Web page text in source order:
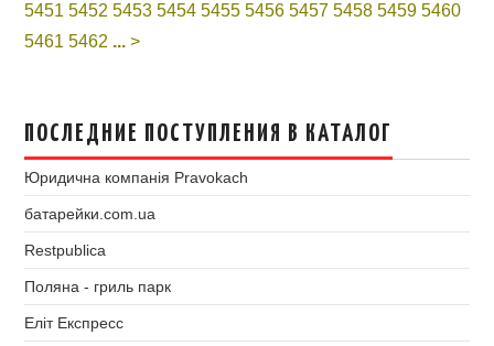
5451 5452 5453 5454 5455 5456 5457 5458 5459 5460
5461 5462 ... >
ПОСЛЕДНИЕ ПОСТУПЛЕНИЯ В КАТАЛОГ
Юридична компанія Pravokach
батарейки.com.ua
Restpublica
Поляна - гриль парк
Еліт Експресс